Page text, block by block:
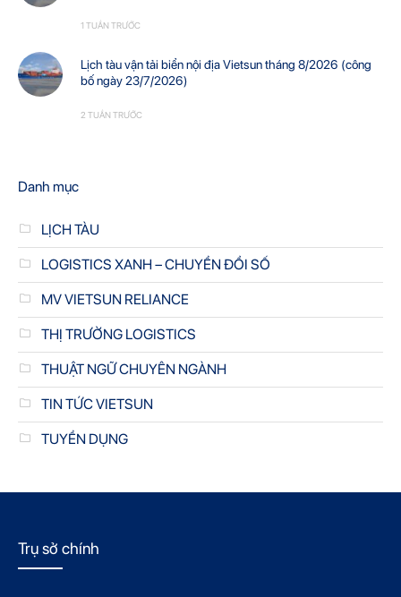
1 TUẦN TRƯỚC
Lịch tàu vận tải biển nội địa Vietsun tháng 8/2026 (công
bố ngày 23/7/2026)
2 TUẦN TRƯỚC
Danh mục
LỊCH TÀU
LOGISTICS XANH – CHUYỂN ĐỔI SỐ
MV VIETSUN RELIANCE
THỊ TRƯỜNG LOGISTICS
THUẬT NGỮ CHUYÊN NGÀNH
TIN TỨC VIETSUN
TUYỂN DỤNG
Trụ sở chính